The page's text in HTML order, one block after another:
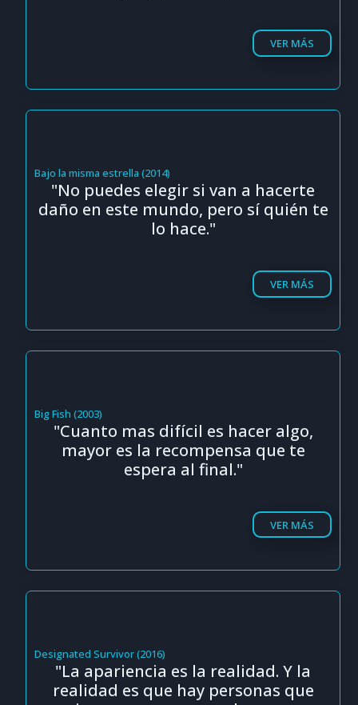
VER MÁS
Bajo la misma estrella (2014)
"No puedes elegir si van a hacerte
daño en este mundo, pero sí quién te
lo hace."
VER MÁS
Big Fish (2003)
"Cuanto mas difícil es hacer algo,
mayor es la recompensa que te
espera al final."
VER MÁS
Designated Survivor (2016)
"La apariencia es la realidad. Y la
realidad es que hay personas que